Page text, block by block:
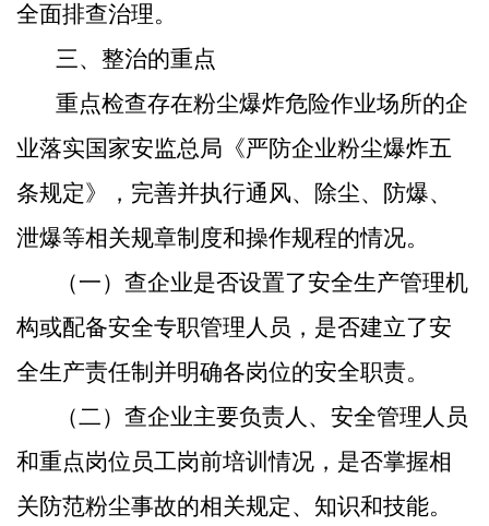
全面排查治理。
三、 整治的重点
重点检查存在粉尘爆炸危险作业场所的企
业落实国家安监总局《严防企业粉尘爆炸五
条规定》，完善并执行通风、除尘、防爆、
泄爆等相关规章制度和操作规程的情况。
（一）查企业是否设置了安全生产管理机
构或配备安全专职管理人员，是否建立了安
全生产责任制并明确各岗位的安全职责。
（二）查企业主要负责人、安全管理人员
和重点岗位员工岗前培训情况，是否掌握相
关防范粉尘事故的相关规定、知识和技能。